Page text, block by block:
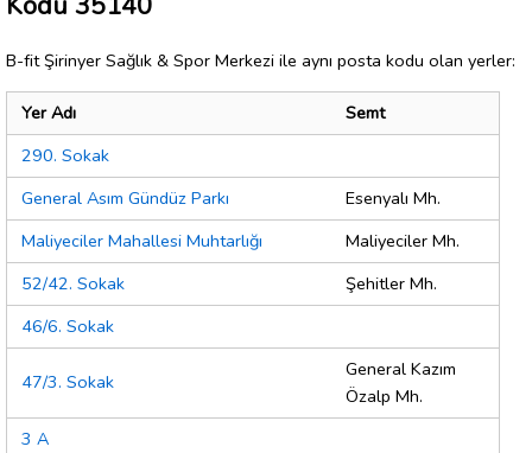
B-fit Şirinyer Sağlık & Spor Merkezi ile aynı posta kodu olan yerler:
Yer Adı
Semt
290. Sokak
General Asım Gündüz Parkı
Esenyalı Mh.
Maliyeciler Mahallesi Muhtarlığı
Maliyeciler Mh.
52/42. Sokak
Şehitler Mh.
46/6. Sokak
47/3. Sokak
General Kazım
Özalp Mh.
3 A